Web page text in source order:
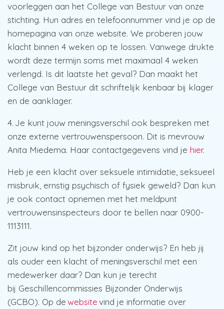
voorleggen aan het College van Bestuur van onze
stichting. Hun adres en telefoonnummer vind je op de
homepagina van onze website. We proberen jouw
klacht binnen 4 weken op te lossen. Vanwege drukte
wordt deze termijn soms met maximaal 4 weken
verlengd. Is dit laatste het geval? Dan maakt het
College van Bestuur dit schriftelijk kenbaar bij klager
en de aanklager.
4. Je kunt jouw meningsverschil ook bespreken met
onze externe vertrouwenspersoon. Dit is mevrouw
Anita Miedema. Haar contactgegevens vind je hier.
Heb je een klacht over seksuele intimidatie, seksueel
misbruik, ernstig psychisch of fysiek geweld? Dan kun
je ook contact opnemen met het meldpunt
vertrouwensinspecteurs door te bellen naar 0900-
1113111.
Zit jouw kind op het bijzonder onderwijs? En heb jij
als ouder een klacht of meningsverschil met een
medewerker daar? Dan kun je terecht
bij Geschillencommissies Bijzonder Onderwijs
(GCBO). Op dewebsitevind je informatie over